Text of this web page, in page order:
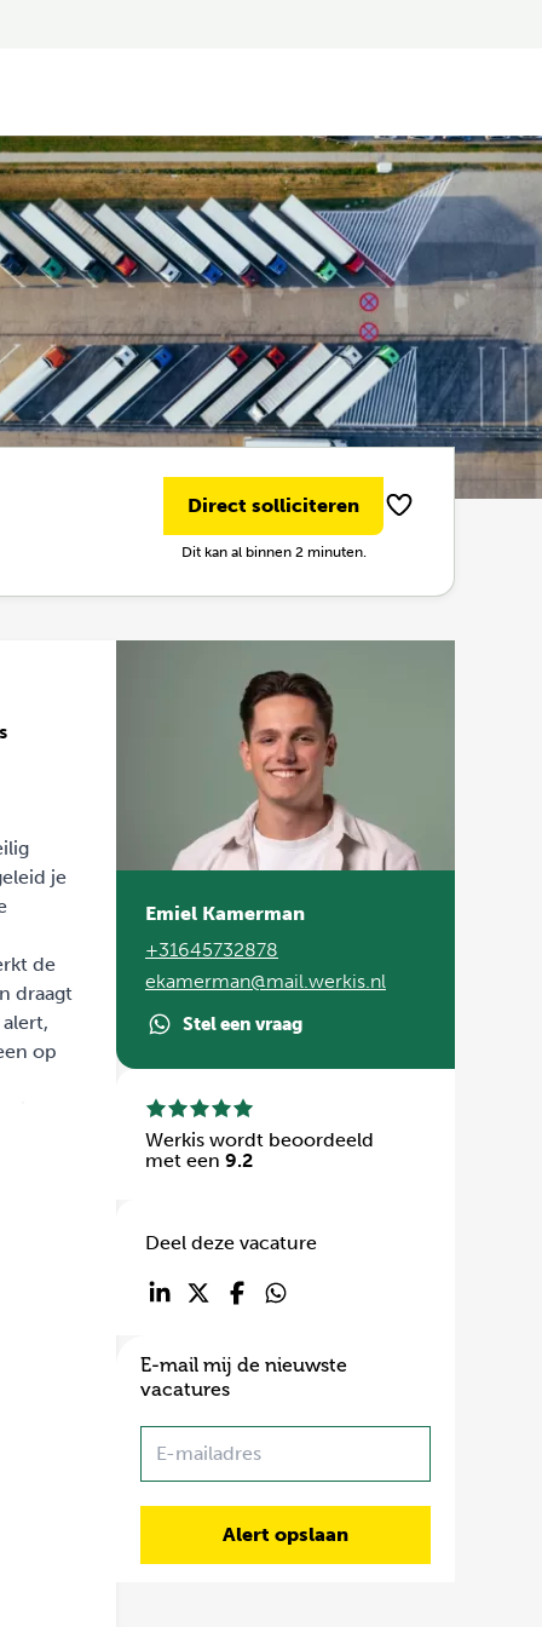
Direct solliciteren
Dit kan al binnen 2 minuten.
je
de
draagt
op
Emiel Kamerman
+31645732878
ekamerman@mail.werkis.nl
Stel een vraag
Werkis wordt beoordeeld
met een 9.2
Deel deze vacature
E-mail mij de nieuwste
vacatures